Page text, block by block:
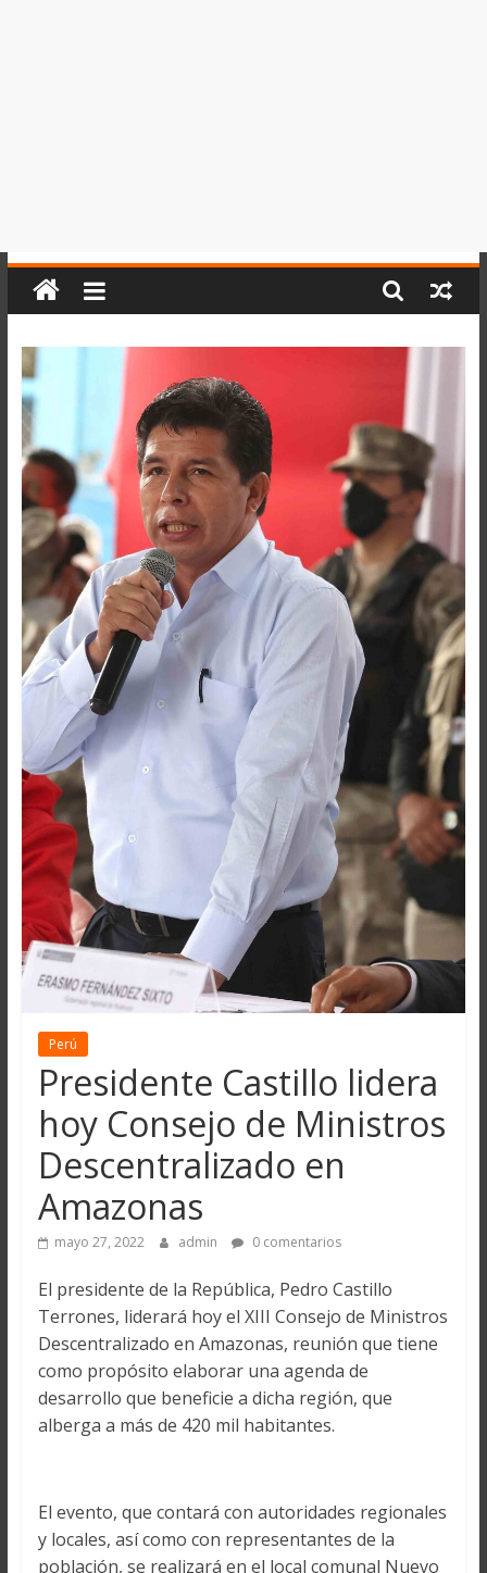
Perú
Presidente Castillo lidera
hoy Consejo de Ministros
Descentralizado en
Amazonas
mayo 27, 2022 admin 0 comentarios
El presidente de la República, Pedro Castillo
Terrones, liderará hoy el XIII Consejo de Ministros
Descentralizado en Amazonas, reunión que tiene
como propósito elaborar una agenda de
desarrollo que beneficie a dicha región, que
alberga a más de 420 mil habitantes.
El evento, que contará con autoridades regionales
y locales, así como con representantes de la
población, se realizará en el local comunal Nuevo